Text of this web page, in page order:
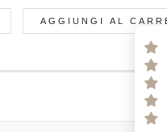
AGGIUNGI AL